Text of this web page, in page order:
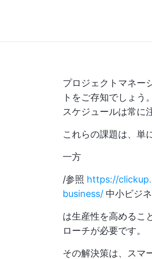
プロジェクトマネー
トをご存知でしょう
スケジュールは常に
これらの課題は、単
一方
/参照 https://
business/ 中小ビジ
は生産性を高めるこ
ローチが必要です。
その解決策は、スマ